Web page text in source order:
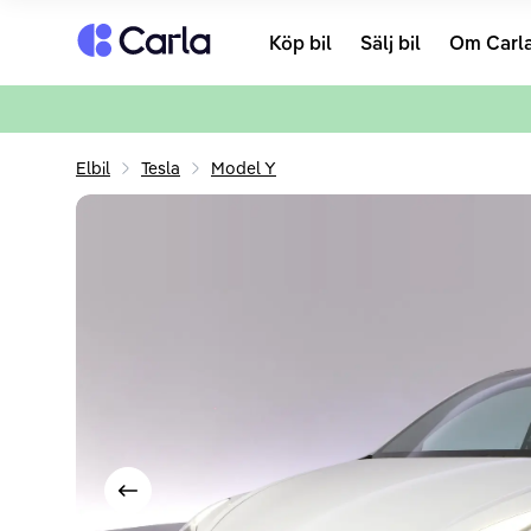
Tillbaka till startsidan Köp bil Sälj bil Om
Elbil Tesla Model Y
Visa föregående bild